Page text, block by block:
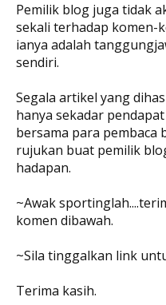
Pemilik blog juga tidak
sekali terhadap komen-
ianya adalah
sendiri.
Segala artikel yang
hanya sekadar
bersama para
rujukan buat pemilik
hadapan.
~Awak
komen dibawah.
~Sila tinggalkan link
Terima kasih.